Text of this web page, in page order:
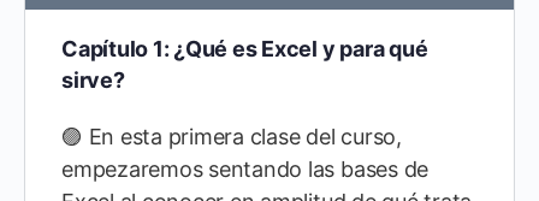
Capítulo 1: ¿Qué es Excel y para qué
sirve?
🟣 En esta primera clase del curso,
empezaremos sentando las bases de